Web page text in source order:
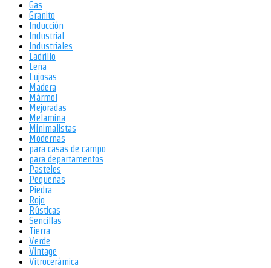
Gas
Granito
Inducción
Industrial
Industriales
Ladrillo
Leña
Lujosas
Madera
Mármol
Mejoradas
Melamina
Minimalistas
Modernas
para casas de campo
para departamentos
Pasteles
Pequeñas
Piedra
Rojo
Rústicas
Sencillas
Tierra
Verde
Vintage
Vitrocerámica